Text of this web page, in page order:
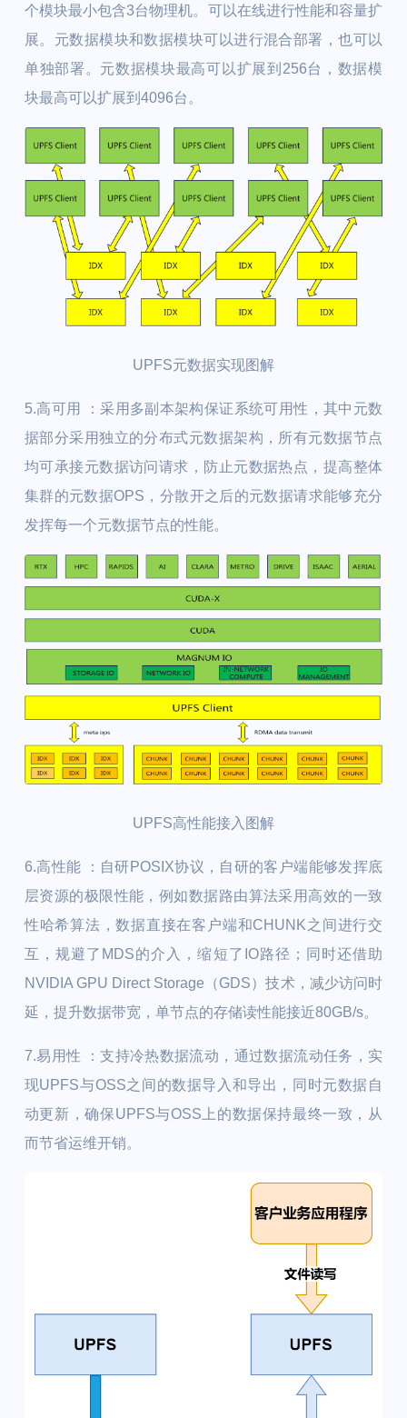
个模块最小包含3台物理机。可以在线进行性能和容量扩
展。元数据模块和数据模块可以进行混合部署，也可以
单独部署。元数据模块最高可以扩展到256台，数据模
块最高可以扩展到4096台。
UPFS元数据实现图解
5.高可用 ：采用多副本架构保证系统可用性，其中元数
据部分采用独立的分布式元数据架构，所有元数据节点
均可承接元数据访问请求，防止元数据热点，提高整体
集群的元数据OPS，分散开之后的元数据请求能够充分
发挥每一个元数据节点的性能。
UPFS高性能接入图解
6.高性能 ： 自研POSIX协议，自研的客户端能够发挥底
层资源的极限性能，例如数据路由算法采用高效的一致
性哈希算法，数据直接在客户端和CHUNK之间进行交
互，规避了MDS的介入，缩短了IO路径；同时还借助
NVIDIA GPU Direct Storage（GDS）技术，减少访问时
延，提升数据带宽，单节点的存储读性能接近80GB/s。
7.易用性 ：支持冷热数据流动，通过数据流动任务，实
现UPFS与OSS之间的数据导入和导出，同时元数据自
动更新，确保UPFS与OSS上的数据保持最终一致，从
而节省运维开销。